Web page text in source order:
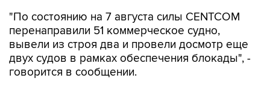
"По состоянию на 7 августа силы CENTCOM
перенаправили 51 коммерческое судно,
вывели из строя два и провели досмотр еще
двух судов в рамках обеспечения блокады", -
говорится в сообщении.